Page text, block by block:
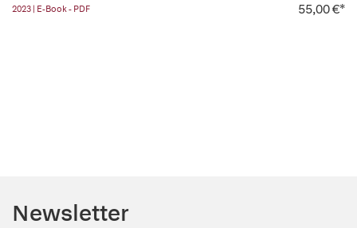
2023 | E-Book - PDF 55,00 €*
Newsletter